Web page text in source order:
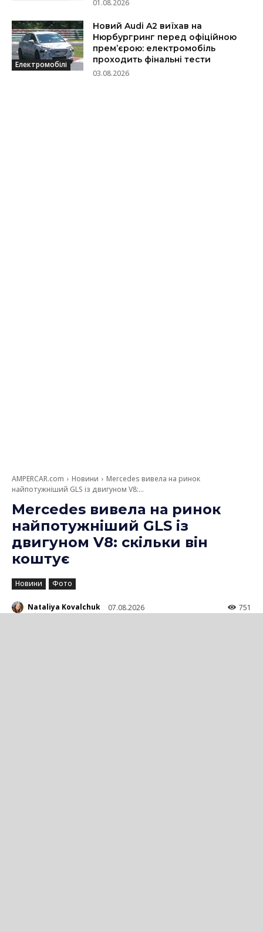
01.08.2026
Електромобілі
Новий Audi A2 виїхав на
Нюрбургринг перед офіційною
прем’єрою: електромобіль
проходить фінальні тести
03.08.2026